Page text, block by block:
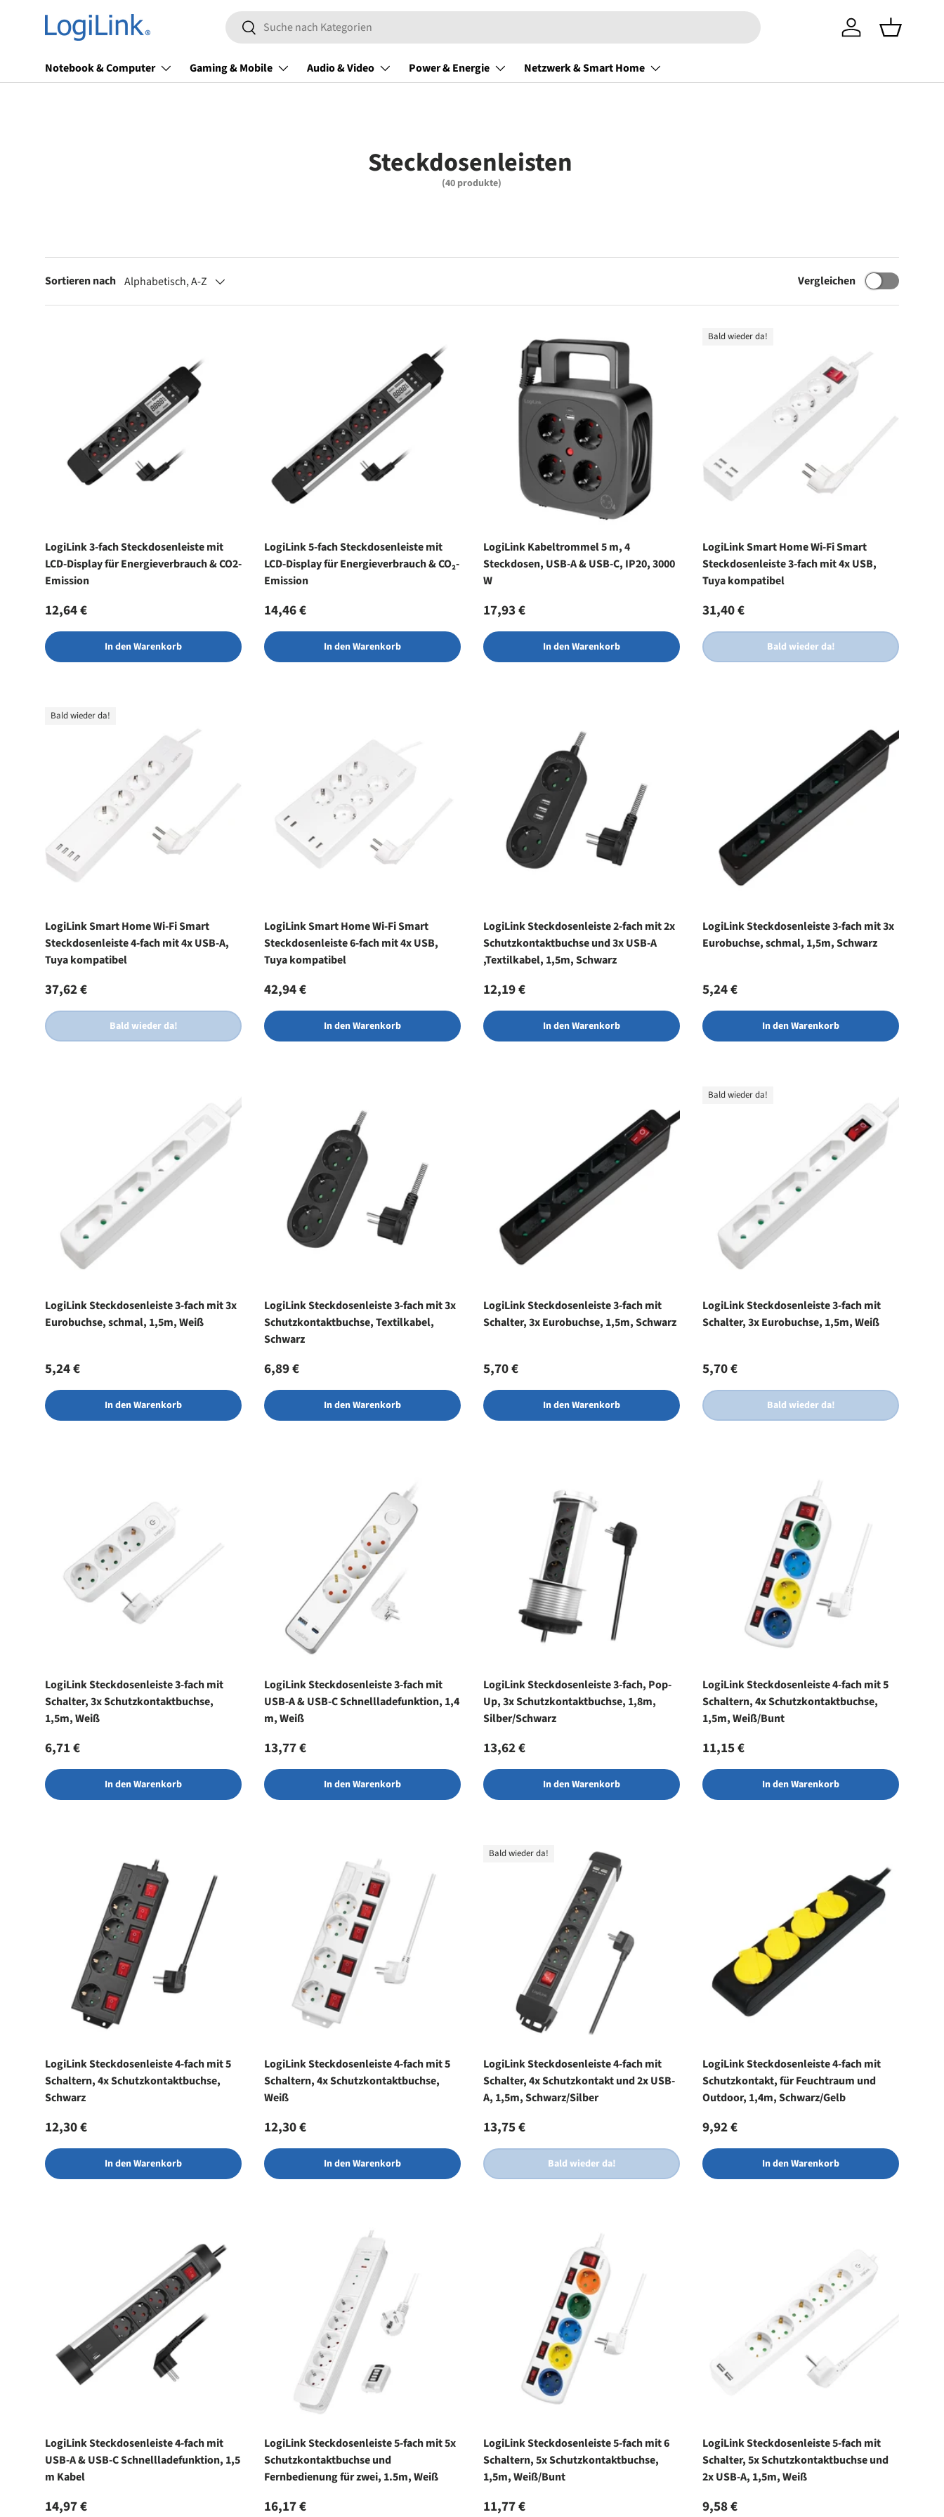
Direkt zum Inhalt
Suchen
Suchen Einloggen
Notebook & Computer Gaming & Mobile Audio & Video Power & Energie Netzwerk & Smart Home
Steckdosenleisten
(40 produkte)
Sortieren nach Alphabetisch, A-Z Vergleichen
LogiLink 3-fach Steckdosenleiste mit
LCD-Display für Energieverbrauch & CO2-
Emission
Normaler Preis
12,64 €
In den Warenkorb
LogiLink 5-fach Steckdosenleiste mit
LCD-Display für Energieverbrauch & CO₂-
Emission
Normaler Preis
14,46 €
In den Warenkorb
LogiLink Kabeltrommel 5 m, 4
Steckdosen, USB-A & USB-C, IP20, 3000
W
Normaler Preis
17,93 €
In den Warenkorb
Bald wieder da!
LogiLink Smart Home Wi-Fi Smart
Steckdosenleiste 3-fach mit 4x USB,
Tuya kompatibel
Normaler Preis
31,40 €
Bald wieder da!
Bald wieder da!
LogiLink Smart Home Wi-Fi Smart
Steckdosenleiste 4-fach mit 4x USB-A,
Tuya kompatibel
Normaler Preis
37,62 €
Bald wieder da!
LogiLink Smart Home Wi-Fi Smart
Steckdosenleiste 6-fach mit 4x USB,
Tuya kompatibel
Normaler Preis
42,94 €
In den Warenkorb
LogiLink Steckdosenleiste 2-fach mit 2x
Schutzkontaktbuchse und 3x USB-A
,Textilkabel, 1,5m, Schwarz
Normaler Preis
12,19 €
In den Warenkorb
LogiLink Steckdosenleiste 3-fach mit 3x
Eurobuchse, schmal, 1,5m, Schwarz
Normaler Preis
5,24 €
In den Warenkorb
LogiLink Steckdosenleiste 3-fach mit 3x
Eurobuchse, schmal, 1,5m, Weiß
Normaler Preis
5,24 €
In den Warenkorb
LogiLink Steckdosenleiste 3-fach mit 3x
Schutzkontaktbuchse, Textilkabel,
Schwarz
Normaler Preis
6,89 €
In den Warenkorb
LogiLink Steckdosenleiste 3-fach mit
Schalter, 3x Eurobuchse, 1,5m, Schwarz
Normaler Preis
5,70 €
In den Warenkorb
Bald wieder da!
LogiLink Steckdosenleiste 3-fach mit
Schalter, 3x Eurobuchse, 1,5m, Weiß
Normaler Preis
5,70 €
Bald wieder da!
LogiLink Steckdosenleiste 3-fach mit
Schalter, 3x Schutzkontaktbuchse,
1,5m, Weiß
Normaler Preis
6,71 €
In den Warenkorb
LogiLink Steckdosenleiste 3-fach mit
USB-A & USB-C Schnellladefunktion, 1,4
m, Weiß
Normaler Preis
13,77 €
In den Warenkorb
LogiLink Steckdosenleiste 3-fach, Pop-
Up, 3x Schutzkontaktbuchse, 1,8m,
Silber/Schwarz
Normaler Preis
13,62 €
In den Warenkorb
LogiLink Steckdosenleiste 4-fach mit 5
Schaltern, 4x Schutzkontaktbuchse,
1,5m, Weiß/Bunt
Normaler Preis
11,15 €
In den Warenkorb
LogiLink Steckdosenleiste 4-fach mit 5
Schaltern, 4x Schutzkontaktbuchse,
Schwarz
Normaler Preis
12,30 €
In den Warenkorb
LogiLink Steckdosenleiste 4-fach mit 5
Schaltern, 4x Schutzkontaktbuchse,
Weiß
Normaler Preis
12,30 €
In den Warenkorb
Bald wieder da!
LogiLink Steckdosenleiste 4-fach mit
Schalter, 4x Schutzkontakt und 2x USB-
A, 1,5m, Schwarz/Silber
Normaler Preis
13,75 €
Bald wieder da!
LogiLink Steckdosenleiste 4-fach mit
Schutzkontakt, für Feuchtraum und
Outdoor, 1,4m, Schwarz/Gelb
Normaler Preis
9,92 €
In den Warenkorb
LogiLink Steckdosenleiste 4-fach mit
USB-A & USB-C Schnellladefunktion, 1,5
m Kabel
Normaler Preis
14,97 €
LogiLink Steckdosenleiste 5-fach mit 5x
Schutzkontaktbuchse und
Fernbedienung für zwei, 1.5m, Weiß
Normaler Preis
16,17 €
LogiLink Steckdosenleiste 5-fach mit 6
Schaltern, 5x Schutzkontaktbuchse,
1,5m, Weiß/Bunt
Normaler Preis
11,77 €
LogiLink Steckdosenleiste 5-fach mit
Schalter, 5x Schutzkontaktbuchse und
2x USB-A, 1,5m, Weiß
Normaler Preis
9,58 €